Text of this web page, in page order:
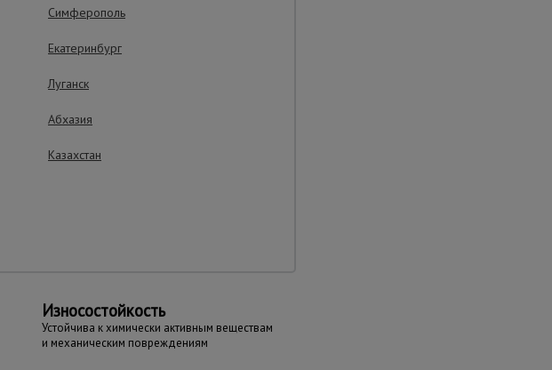
выдачи маркетплейсов. Менеджеры
Износостойкость
Устойчива к химически активным веществам
и механическим повреждениям
Симферополь
Екатеринбург
Луганск
Абхазия
Казахстан